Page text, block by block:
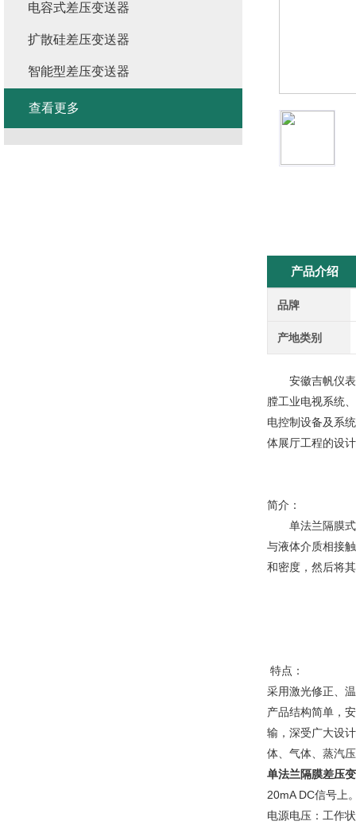
产品介绍
品牌
产地类别
安徽吉帆仪表
膛工业电视系统
电控制设备及系
体展厅工程的设
简介：
单法兰隔膜式
与液体介质相接
和密度，然后将
特点：
采用激光修正、
产品结构简单，
输，深受广大设
体、气体、蒸汽
单法兰隔膜差压
20mA DC信号上
电源电压：工作
电容式差压变送器
扩散硅差压变送器
智能型差压变送器
查看更多